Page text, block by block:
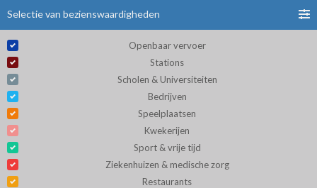
Selectie van bezienswaardigheden
Openbaar vervoer
Stations
Scholen & Universiteiten
Bedrijven
Speelplaatsen
Kwekerijen
Sport & vrije tijd
Ziekenhuizen & medische zorg
Restaurants